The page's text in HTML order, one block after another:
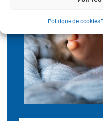
Politique de cookies